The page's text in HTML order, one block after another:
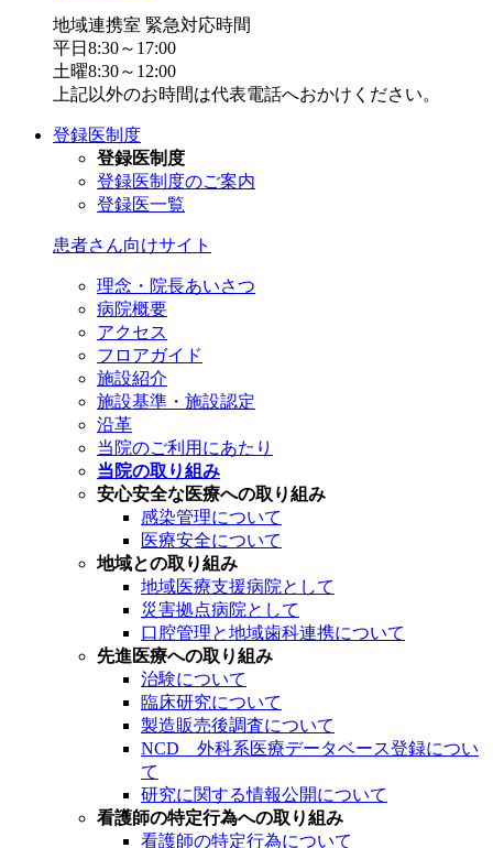
地域連携室 緊急対応時間
平日8:30～17:00
土曜8:30～12:00
上記以外のお時間は代表電話へおかけください。
登録医制度
登録医制度
登録医制度のご案内
登録医一覧
患者さん向けサイト
理念・院長あいさつ
病院概要
アクセス
フロアガイド
施設紹介
施設基準・施設認定
沿革
当院のご利用にあたり
当院の取り組み
安心安全な医療への取り組み
感染管理について
医療安全について
地域との取り組み
地域医療支援病院として
災害拠点病院として
口腔管理と地域歯科連携について
先進医療への取り組み
治験について
臨床研究について
製造販売後調査について
NCD 外科系医療データベース登録につい
て
研究に関する情報公開について
看護師の特定行為への取り組み
看護師の特定行為について